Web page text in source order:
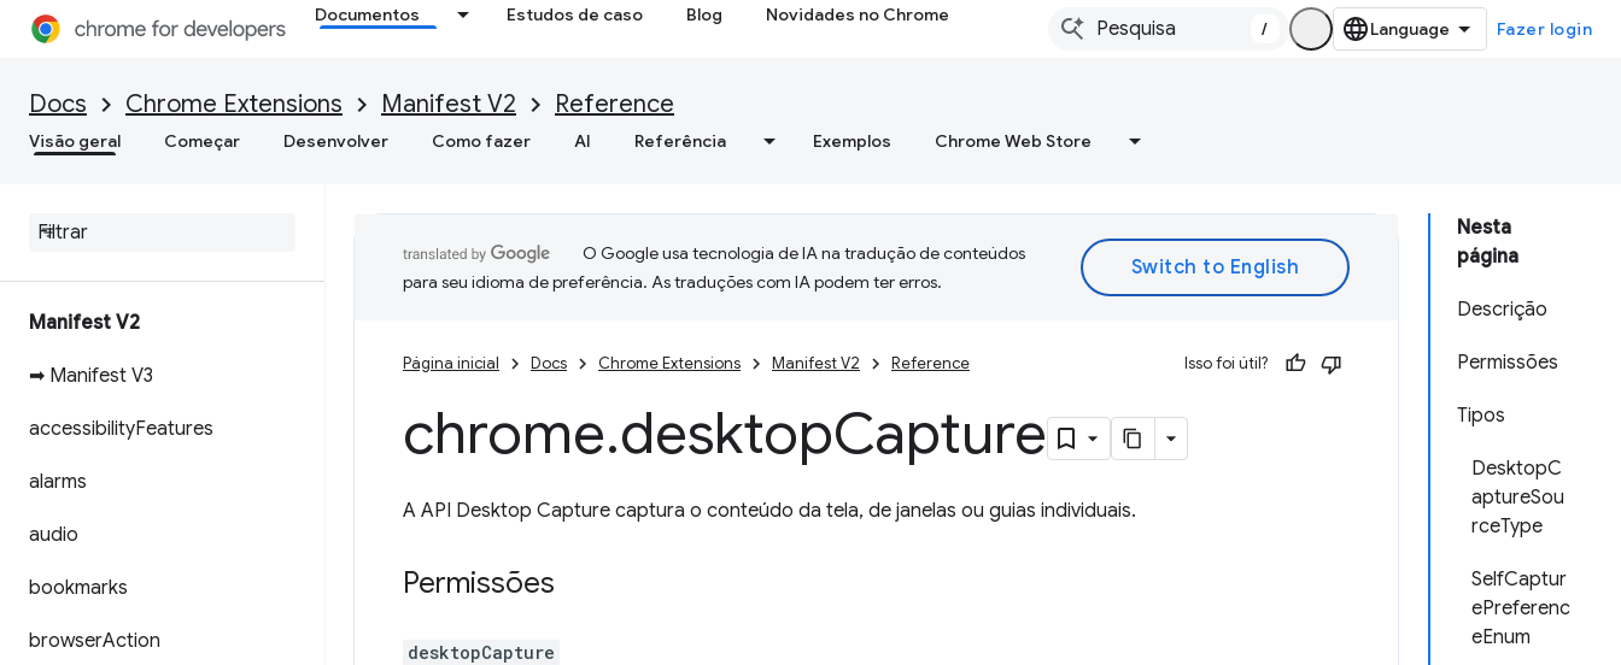
Documentos Estudos de caso Blog Novidades no Chrome
/ Fazer login
Docs Chrome Extensions Manifest V2 Reference
Visão geral Começar Desenvolver Como fazer AI Referência Exemplos Chrome Web Store
Manifest V2
➡ Manifest V3
accessibilityFeatures
alarms
audio
bookmarks
browserAction
Nesta
página
Descrição
Permissões
Tipos
DesktopC
aptureSou
rceType
SelfCaptur
ePreferenc
eEnum
O Google usa tecnologia de IA na tradução de conteúdos
para seu idioma de preferência. As traduções com IA podem ter erros.
Página inicial Docs Chrome Extensions Manifest V2 Reference Isso foi útil?
chrome.desktopCapture
A API Desktop Capture captura o conteúdo da tela, de janelas ou guias individuais.
Permissões
desktopCapture